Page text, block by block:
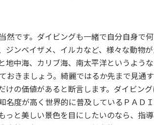
です。ダイビングも一緒で自分自身で
ンベイザメ、イルカなど、様々な動物
中海、カリブ海、南太平洋というよう
きましょう。綺麗ではるか先まで見通
の価値があると断言します。ダイビン
度が高く世界的に普及しているＰＡＤ
と美しい景色を目にしたいのなら、指